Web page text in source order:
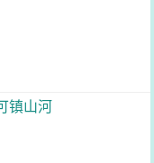
镇山河